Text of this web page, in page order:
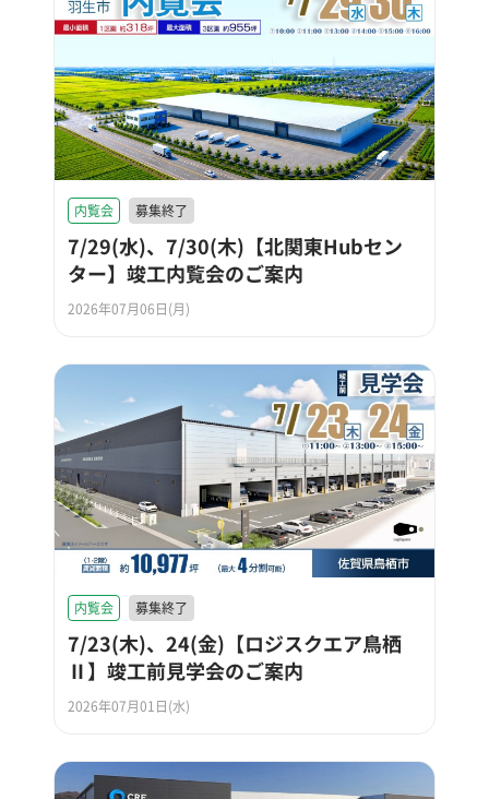
内覧会 募集終了
7/29(水)、7/30(木)【北関東Hubセン
ター】竣工内覧会のご案内
2026年07月06日(月)
内覧会 募集終了
7/23(木)、24(金)【ロジスクエア鳥栖
Ⅱ】竣工前見学会のご案内
2026年07月01日(水)